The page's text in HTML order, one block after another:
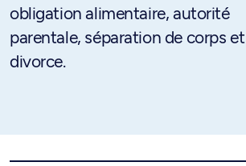
obligation alimentaire, autorité
parentale, séparation de corps et
divorce.